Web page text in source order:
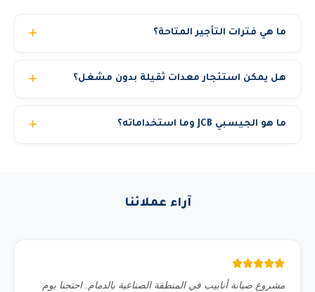
ما هي فترات التأجير المتاحة؟
نوفر تأجير بالمشوار لبعض المعدات. أسعار خاصة للعقود الطويلة
هل يمكن استئجار معدات ثقيلة بدون مشغل؟
أماناً) أو إيجار المعدة فقط للشركات التي لديها مشغلون
ما هو الجيسبي JCB وما استخداماته؟
الأساسات، مد الأنابيب، وتحميل القلابات.
آراء عملائنا
مشروع صيانة أنابيب في المنطقة الصناعية بالدمام. احتجنا بوم